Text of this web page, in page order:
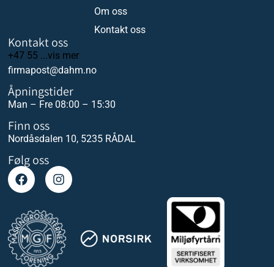
Om oss
Kontakt oss
Kontakt oss
+47 55 ...vis mer
firmapost@dahm.no
Åpningstider
Man – Fre 08:00 – 15:30
Finn oss
Nordåsdalen 10, 5235 RÅDAL
Følg oss